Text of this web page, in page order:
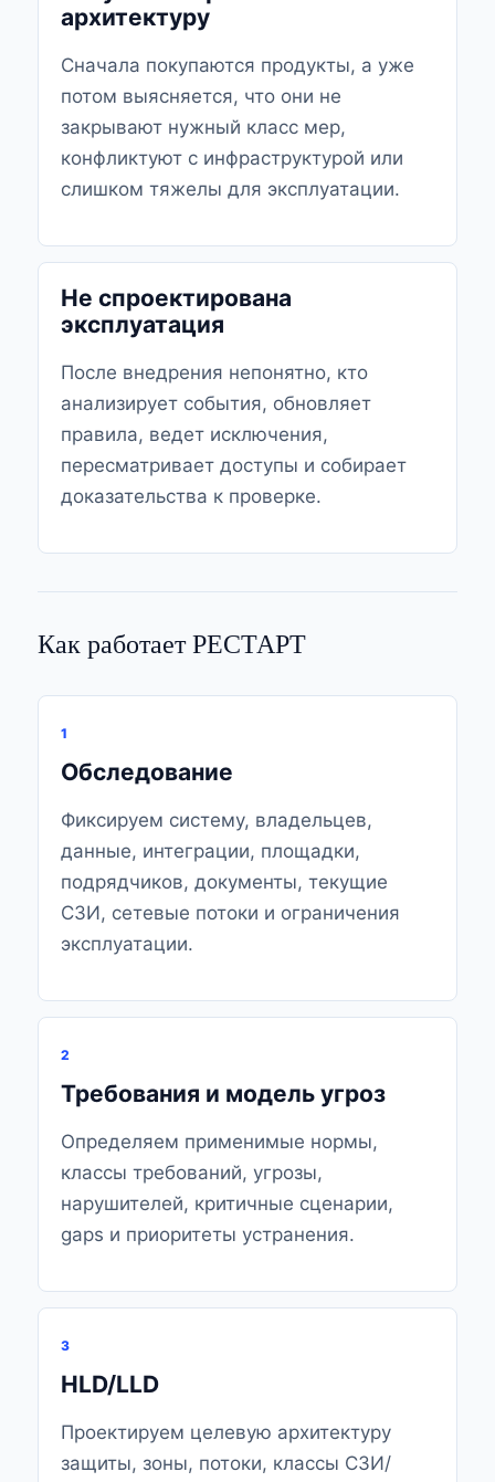
архитектуру
Сначала покупаются продукты, а уже
потом выясняется, что они не
закрывают нужный класс мер,
конфликтуют с инфраструктурой или
слишком тяжелы для эксплуатации.
Не спроектирована
эксплуатация
После внедрения непонятно, кто
анализирует события, обновляет
правила, ведет исключения,
пересматривает доступы и собирает
доказательства к проверке.
Как работает РЕСТАРТ
1
Обследование
Фиксируем систему, владельцев,
данные, интеграции, площадки,
подрядчиков, документы, текущие
СЗИ, сетевые потоки и ограничения
эксплуатации.
2
Требования и модель угроз
Определяем применимые нормы,
классы требований, угрозы,
нарушителей, критичные сценарии,
gaps и приоритеты устранения.
3
HLD/LLD
Проектируем целевую архитектуру
защиты, зоны, потоки, классы СЗИ/